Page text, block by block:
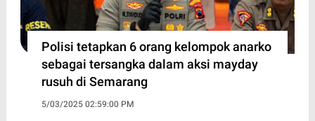
Polisi tetapkan 6 orang kelompok anarko
sebagai tersangka dalam aksi mayday
rusuh di Semarang
5/03/2025 02:59:00 PM